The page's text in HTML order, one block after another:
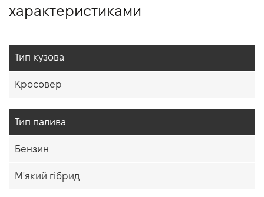
характеристиками
Тип кузова
Кросовер
Тип палива
Бензин
М'який гібрид